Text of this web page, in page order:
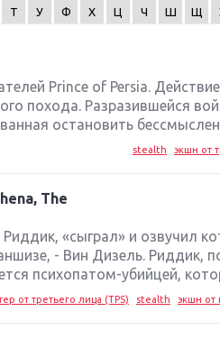
Т У Ф Х Ц Ч Ш Щ
Prince of Persia.
похода. Разразившейся
остановить
stealth экшн от
The
«сыграл» и озвучил
- Вин Дизель. Риддик,
психопатом-убийцей,
от третьего лица (TPS) stealth экшн от